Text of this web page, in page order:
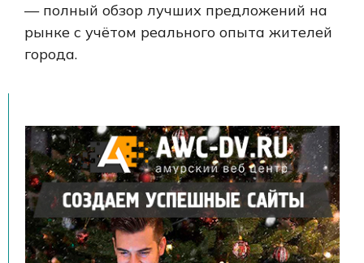
— полный обзор лучших предложений на
рынке с учётом реального опыта жителей
города.